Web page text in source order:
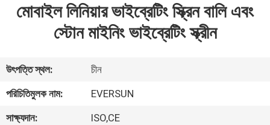
বাড়ি
VR
প্রদর্শন
মোবাইল লিনিয়ার ভাইব্রেটিং স্ক্রিন বালি এবং
স্টোন মাইনিং ভাইব্রেটিং স্ক্রীন
উৎপত্তি স্থল:
চীন
পরিচিতিমুলক নাম:
EVERSUN
সাক্ষ্যদান:
ISO,CE